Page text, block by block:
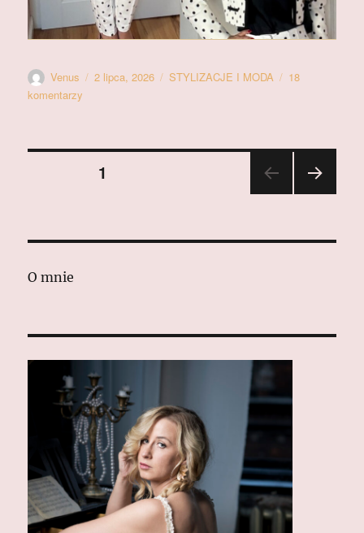
Autor
Venus
Data
2 lipca, 2026 Kategorie
STYLIZACJE I MODA
18
komentarzy
groszki
Stronicowanie
STRONA1
STR
O mnie